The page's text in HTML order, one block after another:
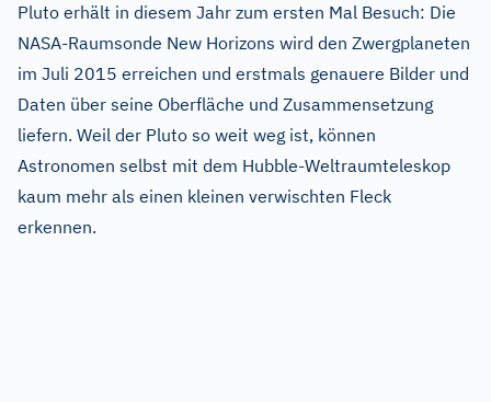
Pluto erhält in diesem Jahr zum ersten Mal Besuch: Die
NASA-Raumsonde New Horizons wird den Zwergplaneten
im Juli 2015 erreichen und erstmals genauere Bilder und
Daten über seine Oberfläche und Zusammensetzung
liefern. Weil der Pluto so weit weg ist, können
Astronomen selbst mit dem Hubble-Weltraumteleskop
kaum mehr als einen kleinen verwischten Fleck
erkennen.